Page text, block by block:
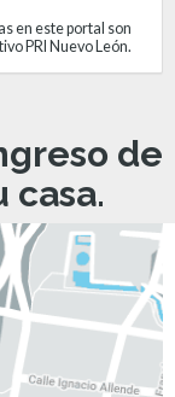
en este portal son
PRI Nuevo León.
de
casa.